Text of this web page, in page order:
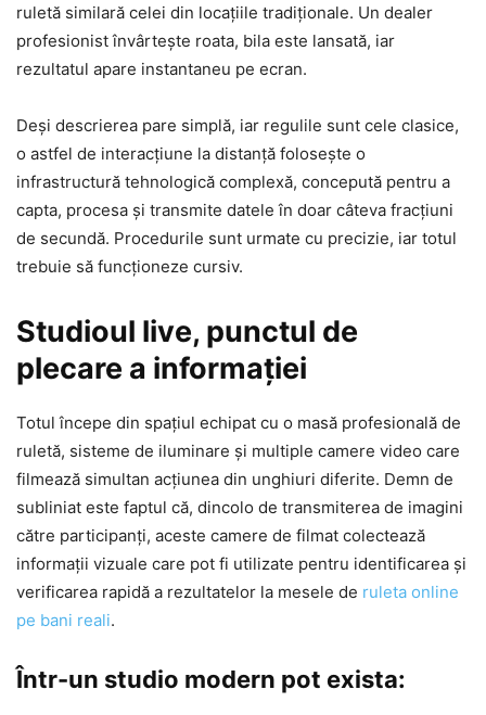
ruletă similară celei din locațiile tradiționale. Un dealer
profesionist învârtește roata, bila este lansată, iar
rezultatul apare instantaneu pe ecran.
Deși descrierea pare simplă, iar regulile sunt cele clasice,
o astfel de interacțiune la distanță folosește o
infrastructură tehnologică complexă, concepută pentru a
capta, procesa și transmite datele în doar câteva fracțiuni
de secundă. Procedurile sunt urmate cu precizie, iar totul
trebuie să funcționeze cursiv.
Studioul live, punctul de
plecare a informației
Totul începe din spațiul echipat cu o masă profesională de
ruletă, sisteme de iluminare și multiple camere video care
filmează simultan acțiunea din unghiuri diferite. Demn de
subliniat este faptul că, dincolo de transmiterea de imagini
către participanți, aceste camere de filmat colectează
informații vizuale care pot fi utilizate pentru identificarea și
verificarea rapidă a rezultatelor la mesele de ruleta online
pe bani reali.
Într-un studio modern pot exista: